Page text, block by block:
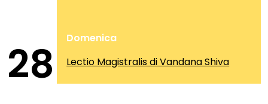
28
Domenica
Lectio Magistralis di Vandana Shiva